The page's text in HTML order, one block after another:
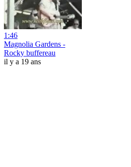
1:46
Magnolia Gardens -
Rocky buffereau
il y a 19 ans